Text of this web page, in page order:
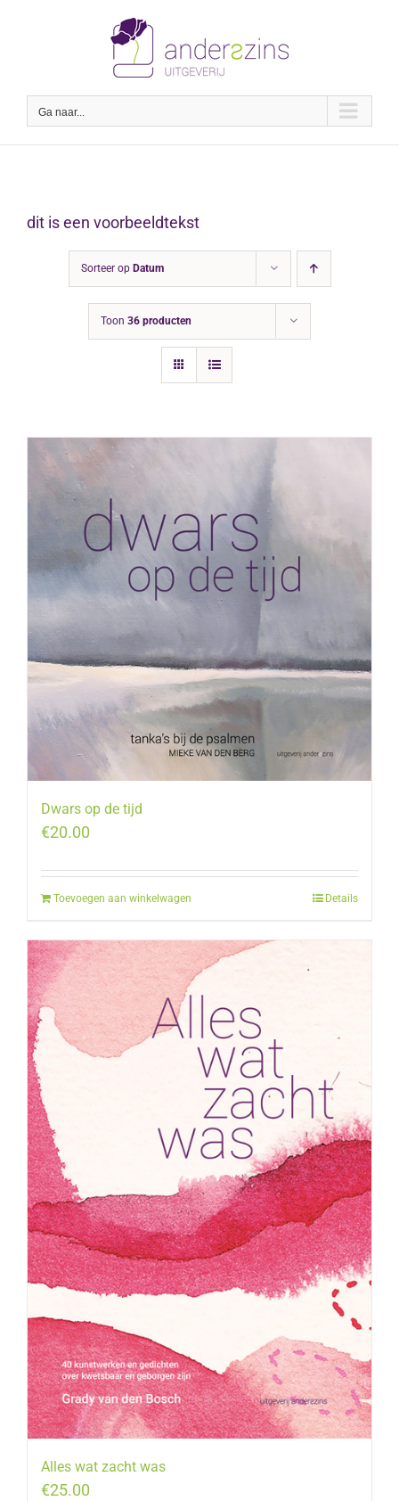
Ga naar...
dit is een voorbeeldtekst
Sorteer op Datum
Toon 36 producten
Dwars op de tijd
€20.00
Toevoegen aan winkelwagen Details
Alles wat zacht was
€25.00